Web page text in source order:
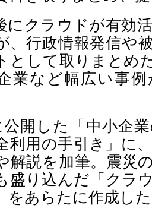
にクラウドが有効
、行政情報発信や
として取りまとめ
業など幅広い事
公開した「中小企
利用の手引き」に
解説を加筆。震災
盛り込んだ「クラ
をあらたに作成し